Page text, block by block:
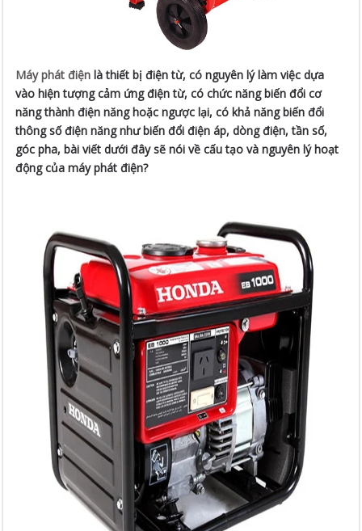
Máy phát điệnlà thiết bị điện từ, có nguyên lý làm việc dựa
vào hiện tượng cảm ứng điện từ, có chức năng biến đổi cơ
năng thành điện năng hoặc ngược lại, có khả năng biến đổi
thông số điện năng như biến đổi điện áp, dòng điện, tần số,
góc pha, bài viết dưới đây sẽ nói về cấu tạo và nguyên lý hoạt
động của máy phát điện?